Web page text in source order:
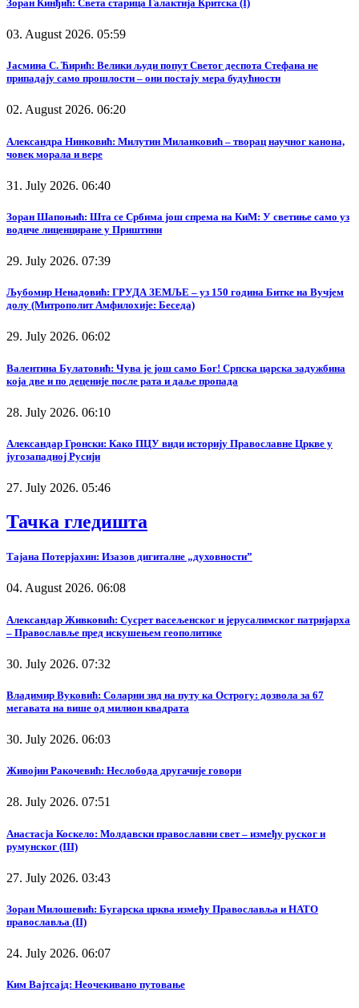
Зоран Кинђић: Света старица Галактија Критска (I)
03. August 2026. 05:59
Јасмина С. Ћирић: Велики људи попут Светог деспота Стефана не
припадају само прошлости – они постају мера будућности
02. August 2026. 06:20
Александра Нинковић: Милутин Миланковић – творац научног канона,
човек морала и вере
31. July 2026. 06:40
Зоран Шапоњић: Шта се Србима још спрема на КиМ: У светиње само уз
водиче лиценциране у Приштини
29. July 2026. 07:39
Љубомир Ненадовић: ГРУДА ЗЕМЉЕ – уз 150 година Битке на Вучјем
долу (Митрополит Амфилохије: Беседа)
29. July 2026. 06:02
Валентина Булатовић: Чува је још само Бог! Српска царска задужбина
која две и по деценије после рата и даље пропада
28. July 2026. 06:10
Александар Гронски: Како ПЦУ види историју Православне Цркве у
југозападној Русији
27. July 2026. 05:46
Тачка гледишта
Тајана Потерјахин: Изазов дигиталне „духовности”
04. August 2026. 06:08
Александар Живковић: Сусрет васељенског и јерусалимског патријарха
– Православље пред искушењем геополитике
30. July 2026. 07:32
Владимир Вуковић: Соларни зид на путу ка Острогу: дозвола за 67
мегавата на више од милион квадрата
30. July 2026. 06:03
Живојин Ракочевић: Неслобода другачије говори
28. July 2026. 07:51
Анастасја Коскело: Молдавски православни свет – између руског и
румунског (III)
27. July 2026. 03:43
Зоран Милошевић: Бугарска црква између Православља и НАТО
православља (II)
24. July 2026. 06:07
Ким Вајтсајд: Неочекивано путовање